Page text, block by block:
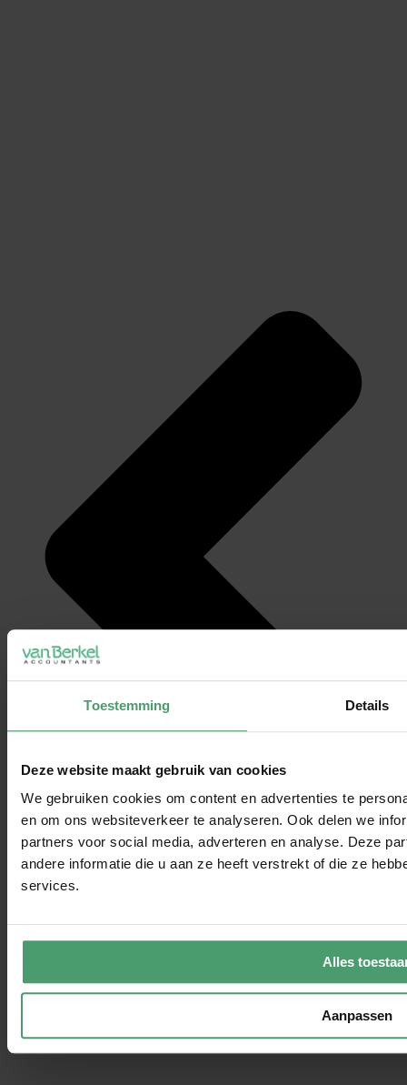
Toestemming Details
Deze website maakt gebruik van cookies
We gebruiken cookies om content en advertenties te
en om ons websiteverkeer te analyseren. Ook delen we
partners voor social media, adverteren en analyse. Deze
andere informatie die u aan ze heeft verstrekt of die ze
services.
Alles
Aanpassen
Alles wat je wilt weten over de opgave Uitbetaling Bedragen
Herinvesteringsreserve voor afsluitvergoeding niet mogelijk